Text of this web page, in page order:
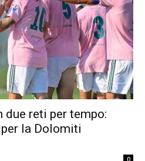
due reti per tempo:
la Dolomiti
0